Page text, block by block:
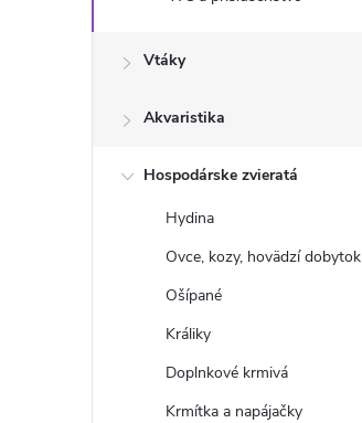
Vtáky
Akvaristika
Hospodárske zvieratá
Hydina
Ovce, kozy, hovädzí dobytok
Ošípané
Králiky
Doplnkové krmivá
Krmítka a napájačky